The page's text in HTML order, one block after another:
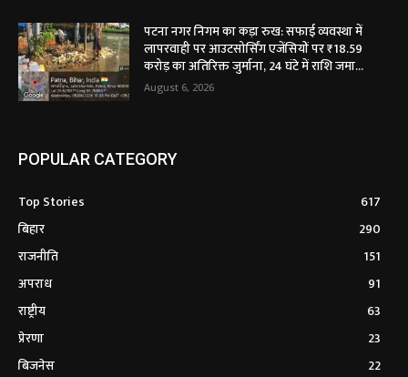
पटना नगर निगम का कड़ा रुख: सफाई व्यवस्था में
लापरवाही पर आउटसोर्सिंग एजेंसियों पर ₹18.59
करोड़ का अतिरिक्त जुर्माना, 24 घंटे में राशि जमा...
August 6, 2026
POPULAR CATEGORY
Top Stories
617
बिहार
290
राजनीति
151
अपराध
91
राष्ट्रीय
63
प्रेरणा
23
बिजनेस
22